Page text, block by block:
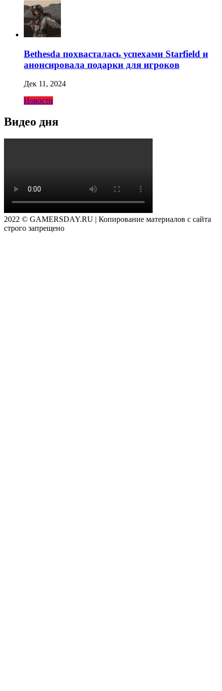
Bethesda похвасталась успехами Starfield и
анонсировала подарки для игроков
Дек 11, 2024
Новости
Видео дня
2022 © GAMERSDAY.RU | Копирование материалов с сайта
строго запрещено